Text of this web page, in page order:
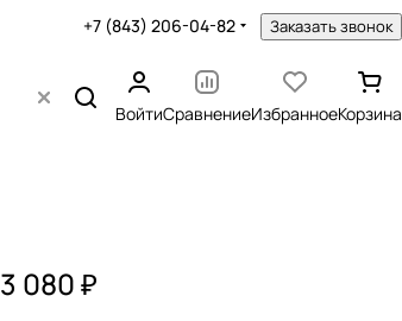
+7 (843) 206-04-82 Заказать звонок
ВойтиСравнениеИзбранноеКорзина
3 080 ₽